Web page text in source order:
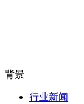
背景
行业新闻